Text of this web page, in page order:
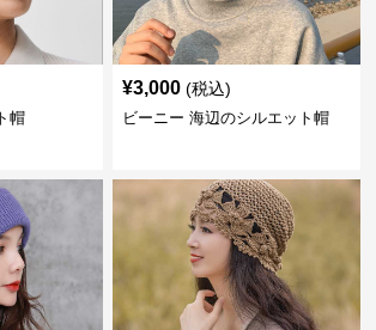
帽
¥3,000 (税込)
ビーニー 海辺のシルエット帽